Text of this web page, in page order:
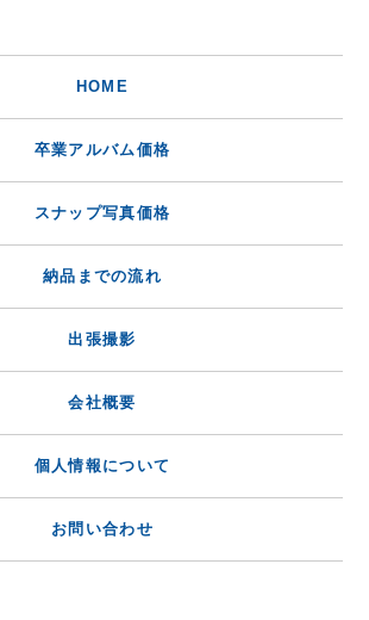
HOME
卒業アルバム価格
スナップ写真価格
納品までの流れ
出張撮影
会社概要
個人情報について
お問い合わせ